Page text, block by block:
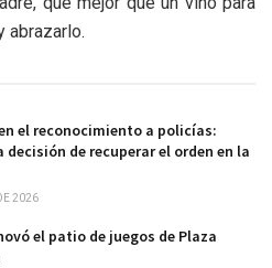
abrazarlo.
el reconocimiento a policías:
decisión de recuperar el orden en la
2026
el patio de juegos de Plaza